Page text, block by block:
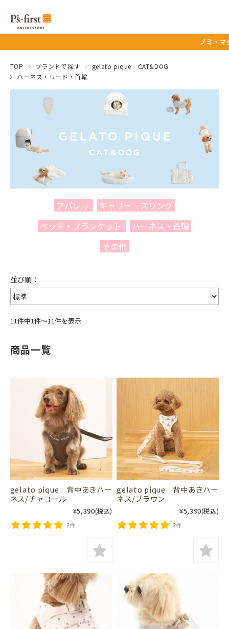
ノミ・マダニ
TOP ブランドで探す
gelato pique CAT&DOG
ハーネス・リード・首輪
アパレル
キャリー・スリング
ベッド・ブランケット
ハーネス・首輪
その他
11件中1件～11件を表示
商品一覧
gelato pique 背中あきハー
ネス/チャコール
¥5,390(税込)
2件
gelato pique 背中あきハー
ネス/ブラウン
¥5,390(税込)
2件